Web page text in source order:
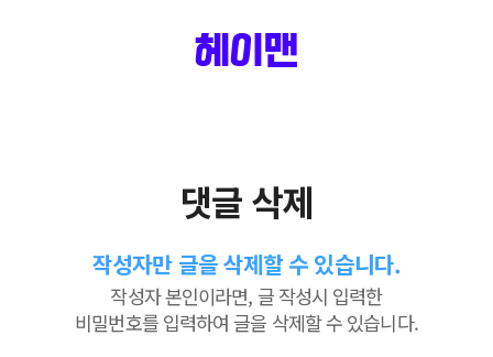
헤이맨
댓글 삭제
작성자만 글을 삭제할 수 있습니다.
작성자 본인이라면, 글 작성시 입력한
비밀번호를 입력하여 글을 삭제할 수 있습니다.